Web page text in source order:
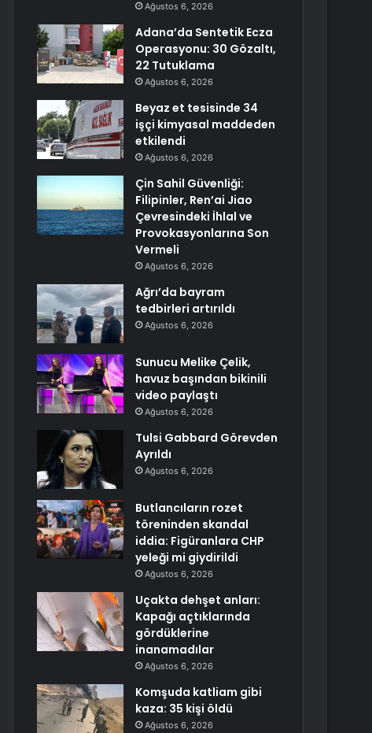
Ağustos 6, 2026
Adana’da Sentetik Ecza
Operasyonu: 30 Gözaltı,
22 Tutuklama
Ağustos 6, 2026
Beyaz et tesisinde 34
işçi kimyasal maddeden
etkilendi
Ağustos 6, 2026
Çin Sahil Güvenliği:
Filipinler, Ren’ai Jiao
Çevresindeki İhlal ve
Provokasyonlarına Son
Vermeli
Ağustos 6, 2026
Ağrı’da bayram
tedbirleri artırıldı
Ağustos 6, 2026
Sunucu Melike Çelik,
havuz başından bikinili
video paylaştı
Ağustos 6, 2026
Tulsi Gabbard Görevden
Ayrıldı
Ağustos 6, 2026
Butlancıların rozet
töreninden skandal
iddia: Figüranlara CHP
yeleği mi giydirildi
Ağustos 6, 2026
Uçakta dehşet anları:
Kapağı açtıklarında
gördüklerine
inanamadılar
Ağustos 6, 2026
Komşuda katliam gibi
kaza: 35 kişi öldü
Ağustos 6, 2026